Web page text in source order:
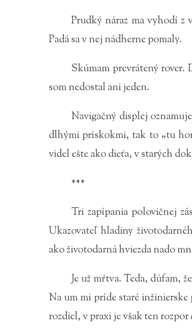
Prudký náraz ma vyhodí z
Padá sa v nej nádherne pomaly.
Skúmam prevrátený
som nedostal ani jeden.
Navigačný displej
dlhými prískokmi, tak to „tu
videl ešte ako dieťa, v starých
***
Tri zapípania polovičnej
Ukazovateľ hladiny
ako životodarná hviezda nado
Je už mŕtva. Teda, dúfam,
Na um mi príde staré
rozdiel, v praxi je však ten rozpor